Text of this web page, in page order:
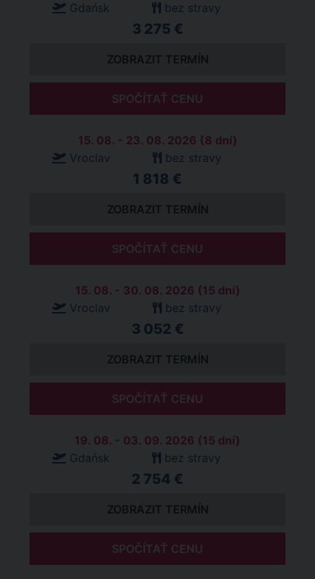
Gdańsk
bez stravy
3 275 €
ZOBRAZIT TERMÍN
SPOČÍTAŤ CENU
15. 08. - 23. 08. 2026 (8 dní)
Vroclav
bez stravy
1 818 €
ZOBRAZIT TERMÍN
SPOČÍTAŤ CENU
15. 08. - 30. 08. 2026 (15 dní)
Vroclav
bez stravy
3 052 €
ZOBRAZIT TERMÍN
SPOČÍTAŤ CENU
19. 08. - 03. 09. 2026 (15 dní)
Gdańsk
bez stravy
2 754 €
ZOBRAZIT TERMÍN
SPOČÍTAŤ CENU